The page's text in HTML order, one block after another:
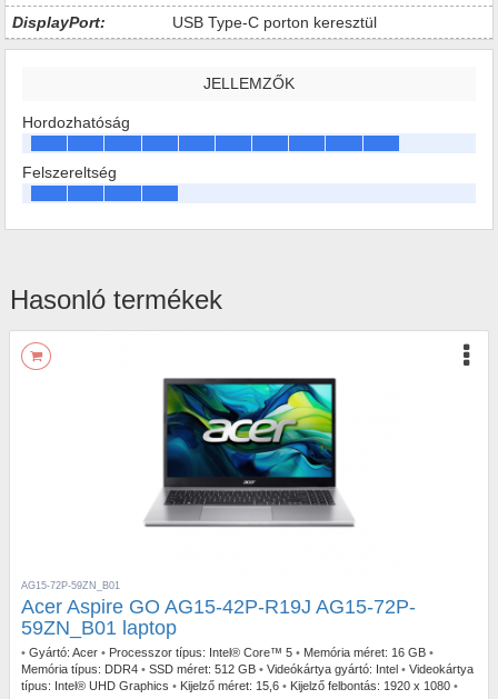
DisplayPort:
USB Type-C porton keresztül
JELLEMZŐK
Hordozhatóság
Felszereltség
Hasonló termékek
AG15-72P-59ZN_B01
Acer Aspire GO AG15-42P-R19J AG15-72P-
59ZN_B01 laptop
• Gyártó: Acer • Processzor típus: Intel® Core™ 5 • Memória méret: 16 GB •
Memória típus: DDR4 • SSD méret: 512 GB • Videókártya gyártó: Intel • Videokártya
típus: Intel® UHD Graphics • Kijelző méret: 15,6 • Kijelző felbontás: 1920 x 1080 •